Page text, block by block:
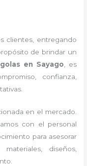
clientes, entregando
de brindar un
en Sayago , es
confianza,
en el mercado.
con el personal
para asesorar
diseños,